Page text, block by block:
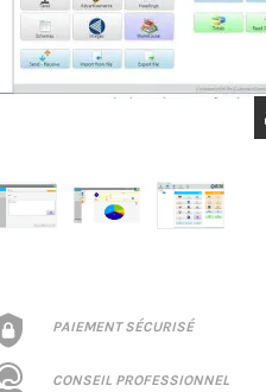
PAIEMENT SÉCURISÉ
CONSEIL PROFESSIONNEL